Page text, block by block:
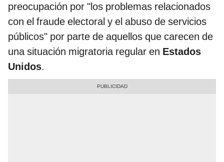
preocupación por "los problemas relacionados
con el fraude electoral y el abuso de servicios
públicos" por parte de aquellos que carecen de
una situación migratoria regular en Estados
Unidos.